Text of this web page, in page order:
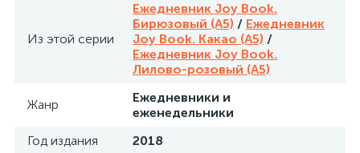
Из этой серии
Ежедневник Joy Book.
Бирюзовый (А5) / Ежедневник
Joy Book. Какао (А5) /
Ежедневник Joy Book.
Лилово-розовый (А5)
Жанр
Ежедневники и
еженедельники
Год издания
2018